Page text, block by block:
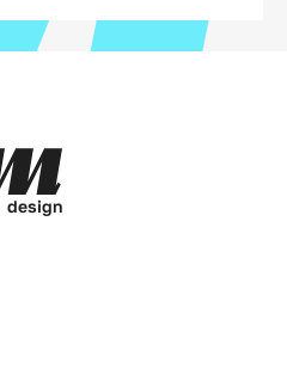
design